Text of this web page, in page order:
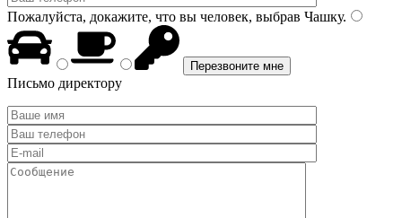
Пожалуйста, докажите, что вы человек, выбрав Чашку.
Письмо директору